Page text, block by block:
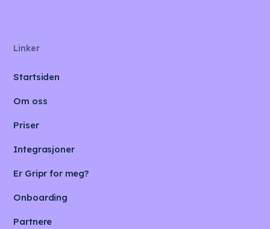
Linker
Startsiden
Om oss
Priser
Integrasjoner
Er Gripr for meg?
Onboarding
Partnere